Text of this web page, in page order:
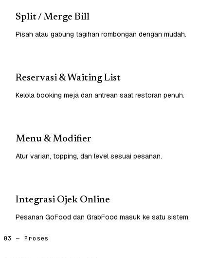
Split / Merge Bill
Pisah atau gabung tagihan rombongan dengan mudah.
Reservasi & Waiting List
Kelola booking meja dan antrean saat restoran penuh.
Menu & Modifier
Atur varian, topping, dan level sesuai pesanan.
Integrasi Ojek Online
Pesanan GoFood dan GrabFood masuk ke satu sistem.
03 — Proses